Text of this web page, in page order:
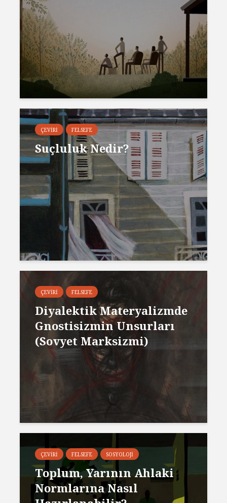
ÇEVIRI FELSEFE
Suçluluk Nedir?
ÇEVIRI FELSEFE
Diyalektik Materyalizmde
Gnostisizmin Unsurları
(Sovyet Marksizmi)
ÇEVIRI FELSEFE SOSYOLOJI
Toplum, Yarının Ahlaki
Normlarına Nasıl